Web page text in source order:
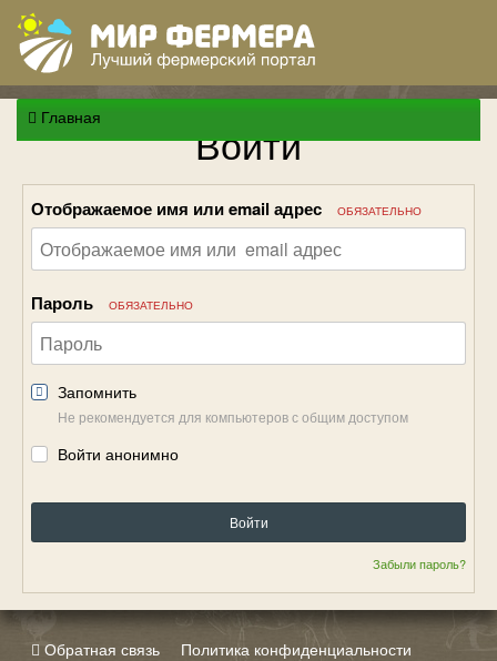
Главная Войти
Отображаемое имя или email адрес ОБЯЗАТЕЛЬНО
Пароль ОБЯЗАТЕЛЬНО
Запомнить
Не рекомендуется для компьютеров с общим доступом
Войти анонимно
Войти
Забыли пароль?
Обратная связь Политика конфиденциальности